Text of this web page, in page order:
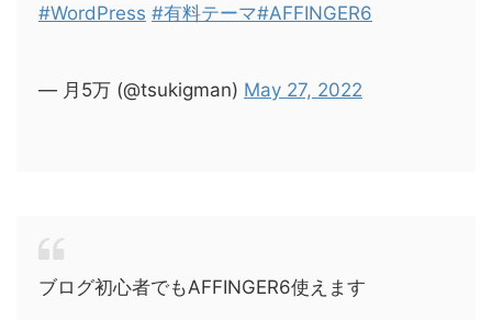
#WordPress #有料テーマ#AFFINGER6
— 月5万 (@tsukigman) May 27, 2022
ブログ初心者でもAFFINGER6使えます